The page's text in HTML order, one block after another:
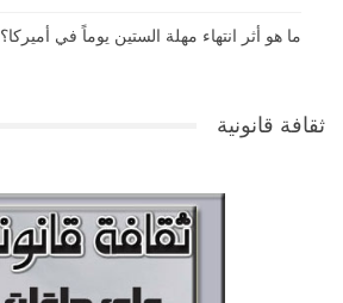
ما هو أثر انتهاء مهلة الستين يوماً في أميركا؟
ثقافة قانونية